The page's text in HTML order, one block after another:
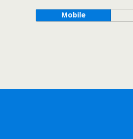
Mobile